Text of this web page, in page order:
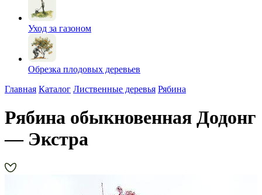
Уход за газоном
Обрезка плодовых деревьев
Главная Каталог Лиственные деревья Рябина
Рябина обыкновенная Додонг
— Экстра